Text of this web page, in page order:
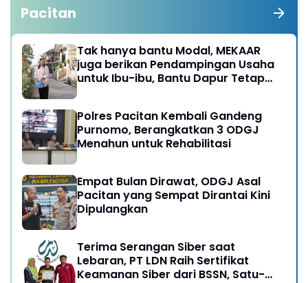
Pacitan
Tak hanya bantu Modal, MEKAAR
juga berikan Pendampingan Usaha
untuk Ibu-ibu, Bantu Dapur Tetap
Polres Pacitan Kembali Gandeng
Purnomo, Berangkatkan 3 ODGJ
Menahun untuk Rehabilitasi
Empat Bulan Dirawat, ODGJ Asal
Pacitan yang Sempat Dirantai Kini
Dipulangkan
Terima Serangan Siber saat
Lebaran, PT LDN Raih Sertifikat
Keamanan Siber dari BSSN, Satu-